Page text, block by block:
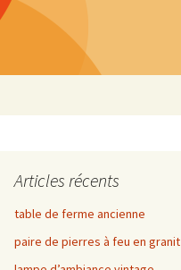
Articles récents
table de ferme ancienne
paire de pierres à feu en granit